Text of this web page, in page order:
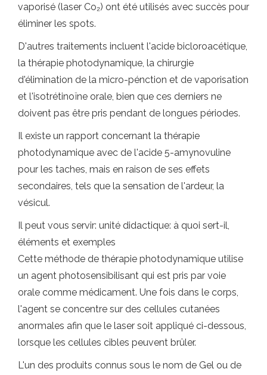
vaporisé (laser Co₂) ont été utilisés avec succès pour
éliminer les spots.
D'autres traitements incluent l'acide bicloroacétique,
la thérapie photodynamique, la chirurgie
d'élimination de la micro-pénction et de vaporisation
et l'isotrétinoïne orale, bien que ces derniers ne
doivent pas être pris pendant de longues périodes.
Il existe un rapport concernant la thérapie
photodynamique avec de l'acide 5-amynovuline
pour les taches, mais en raison de ses effets
secondaires, tels que la sensation de l'ardeur, la
vésicul.
Il peut vous servir: unité didactique: à quoi sert-il,
éléments et exemples
Cette méthode de thérapie photodynamique utilise
un agent photosensibilisant qui est pris par voie
orale comme médicament. Une fois dans le corps,
l'agent se concentre sur des cellules cutanées
anormales afin que le laser soit appliqué ci-dessous,
lorsque les cellules cibles peuvent brûler.
L'un des produits connus sous le nom de Gel ou de